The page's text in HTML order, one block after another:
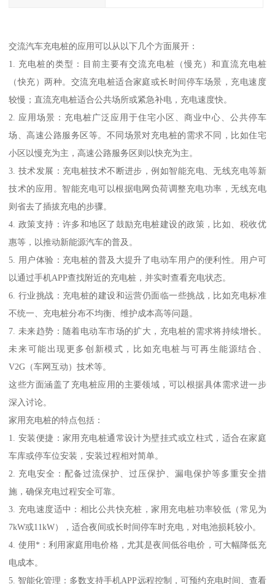
交流汽车充电桩的应用可以从以下几个方面展开：
1. 充电桩的类型：目前主要有交流充电桩（慢充）和直流充电桩
（快充）两种。交流充电桩适合家庭或长时间停车场景，充电速度
较慢；直流充电桩适合公共场所或紧急补电，充电速度快。
2. 应用场景：充电桩广泛应用于住宅小区、商业中心、公共停车
场、高速公路服务区等。不同场景对充电桩的需求不同，比如住宅
小区以慢充为主，高速公路服务区则以快充为主。
3. 技术发展：充电桩技术不断进步，例如智能充电、无线充电等新
技术的应用。智能充电可以根据电网负荷调整充电功率，无线充电
则省去了插拔充电的步骤。
4. 政策支持：许多和地区了鼓励充电桩建设的政策，比如、税收优
惠等，以推动新能源汽车的普及。
5. 用户体验：充电桩的普及大提升了电动车用户的便利性。用户可
以通过手机APP查找附近的充电桩，并实时查看充电状态。
6. 行业挑战：充电桩的建设和运营仍面临一些挑战，比如充电标准
不统一、充电桩分布不均衡、维护成本高等问题。
7. 未来趋势：随着电动车市场的扩大，充电桩的需求将持续增长。
未来可能出现更多创新模式，比如充电桩与可再生能源结合、
V2G（车网互动）技术等。
这些方面涵盖了充电桩应用的主要领域，可以根据具体需求进一步
深入讨论。
家用充电桩的特点包括：
1. 安装便捷：家用充电桩通常设计为壁挂式或立柱式，适合在家庭
车库或停车位安装，安装过程相对简单。
2. 充电安全：配备过流保护、过压保护、漏电保护等多重安全措
施，确保充电过程安全可靠。
3. 充电速度适中：相比公共快充桩，家用充电桩功率较低（常见为
7kW或11kW），适合夜间或长时间停车时充电，对电池损耗较小。
4. 使用*：利用家庭用电价格，尤其是夜间低谷电价，可大幅降低充
电成本。
5. 智能化管理：多数支持手机APP远程控制，可预约充电时间、查看